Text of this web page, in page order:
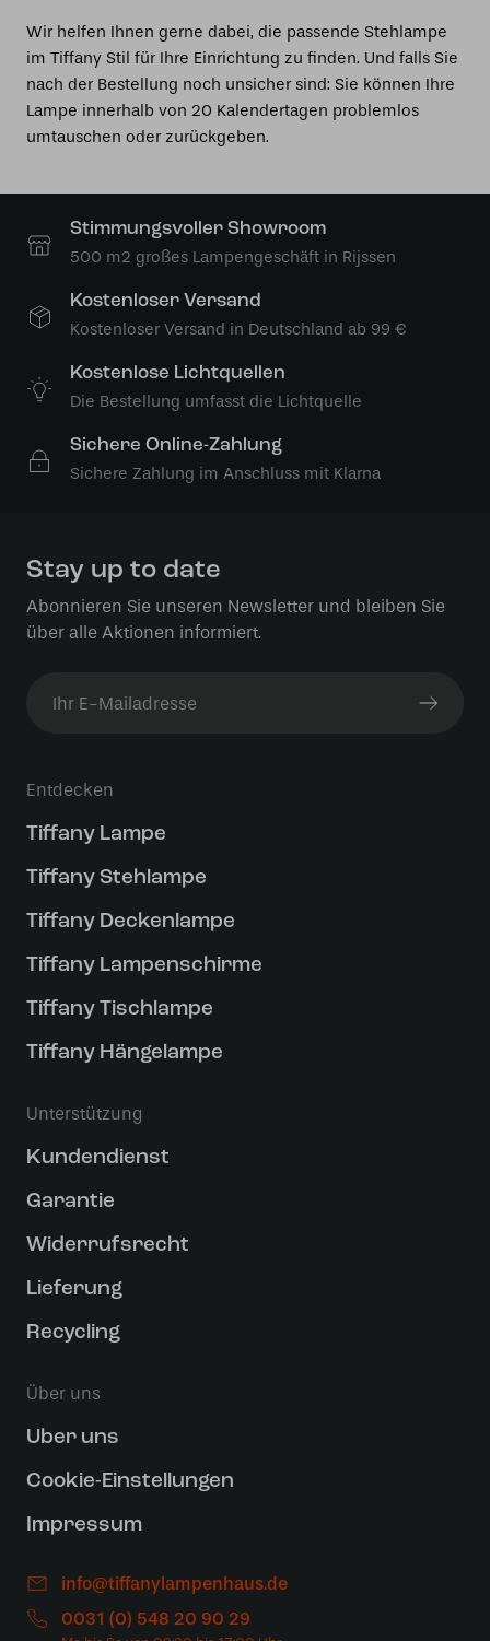
Wir helfen Ihnen gerne dabei, die passende Stehlampe
im Tiffany Stil für Ihre Einrichtung zu finden. Und falls Sie
nach der Bestellung noch unsicher sind: Sie können Ihre
Lampe innerhalb von 20 Kalendertagen problemlos
umtauschen oder zurückgeben.
Stimmungsvoller Showroom
500 m2 großes Lampengeschäft in Rijssen
Kostenloser Versand
Kostenloser Versand in Deutschland ab 99 €
Kostenlose Lichtquellen
Die Bestellung umfasst die Lichtquelle
Sichere Online-Zahlung
Sichere Zahlung im Anschluss mit Klarna
Stay up to date
Abonnieren Sie unseren Newsletter und bleiben Sie
über alle Aktionen informiert.
Entdecken
Tiffany Lampe
Tiffany Stehlampe
Tiffany Deckenlampe
Tiffany Lampenschirme
Tiffany Tischlampe
Tiffany Hängelampe
Unterstützung
Kundendienst
Garantie
Widerrufsrecht
Lieferung
Recycling
Über uns
Uber uns
Cookie-Einstellungen
Impressum
info@tiffanylampenhaus.de
0031 (0) 548 20 90 29